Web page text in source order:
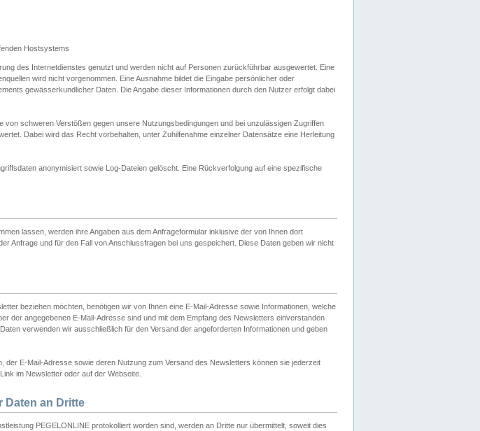
Hostsystems
des Internetdienstes genutzt und werden nicht auf Personen zurückführbar ausgewertet. Eine
wird nicht vorgenommen. Eine Ausnahme bildet die Eingabe persönlicher oder
gewässerkundlicher Daten. Die Angabe dieser Informationen durch den Nutzer erfolgt dabei
von schweren Verstößen gegen unsere Nutzungsbedingungen und bei unzulässigen Zugriffen
Dabei wird das Recht vorbehalten, unter Zuhilfenahme einzelner Datensätze eine Herleitung
anonymisiert sowie Log-Dateien gelöscht. Eine Rückverfolgung auf eine spezifische
lassen, werden ihre Angaben aus dem Anfrageformular inklusive der von Ihnen dort
Anfrage und für den Fall von Anschlussfragen bei uns gespeichert. Diese Daten geben wir nicht
beziehen möchten, benötigen wir von Ihnen eine E-Mail-Adresse sowie Informationen, welche
der angegebenen E-Mail-Adresse sind und mit dem Empfang des Newsletters einverstanden
verwenden wir ausschließlich für den Versand der angeforderten Informationen und geben
der E-Mail-Adresse sowie deren Nutzung zum Versand des Newsletters können sie jederzeit
im Newsletter oder auf der Webseite.
Daten an Dritte
PEGELONLINE protokolliert worden sind, werden an Dritte nur übermittelt, soweit dies